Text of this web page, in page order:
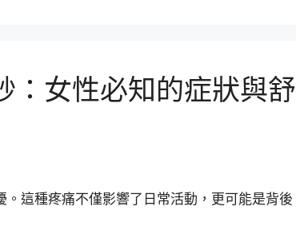
：女性必知的症狀與舒
這種疼痛不僅影響了日常活動，更可能是背後